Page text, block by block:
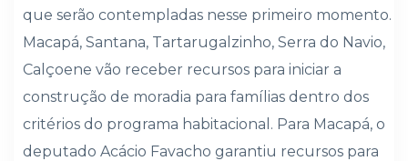
que serão contempladas nesse primeiro momento.
Macapá, Santana, Tartarugalzinho, Serra do Navio,
Calçoene vão receber recursos para iniciar a
construção de moradia para famílias dentro dos
critérios do programa habitacional. Para Macapá, o
deputado Acácio Favacho garantiu recursos para